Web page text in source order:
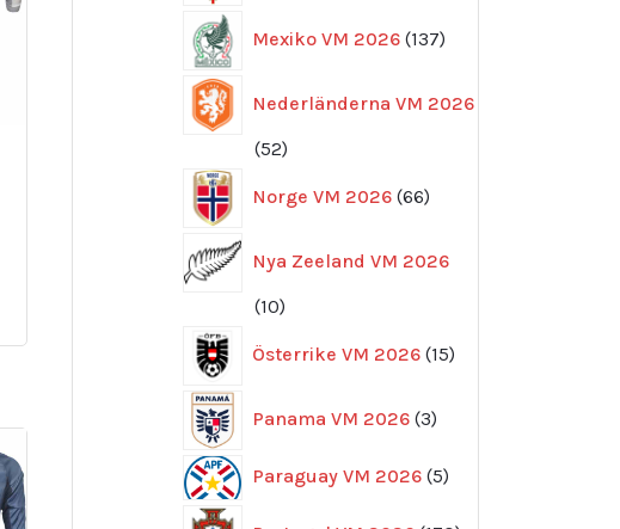
Mexiko VM 2026 137
produkter
Nederländerna VM 2026
5252
Norge VM 2026 66
produkter
Nya Zeeland VM 2026
1010
Österrike VM 2026 15
produkter
Panama VM 2026 3
produkter
Paraguay VM 2026 55